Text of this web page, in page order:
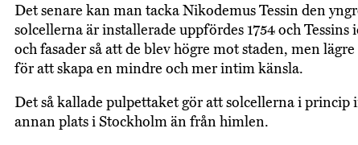
Det senare kan man tacka Nikodemus Tessin den
solcellerna är installerade uppfördes 1754 och
och fasader så att de blev högre mot staden, men
för att skapa en mindre och mer intim känsla.
Det så kallade pulpettaket gör att solcellerna i princip
annan plats i Stockholm än från himlen.